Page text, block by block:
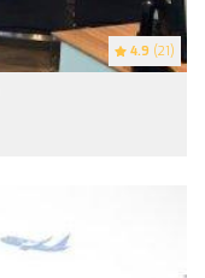
4.9 (21)